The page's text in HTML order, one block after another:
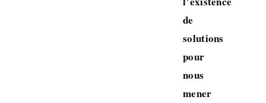
de
solutions
pour
nous
mener